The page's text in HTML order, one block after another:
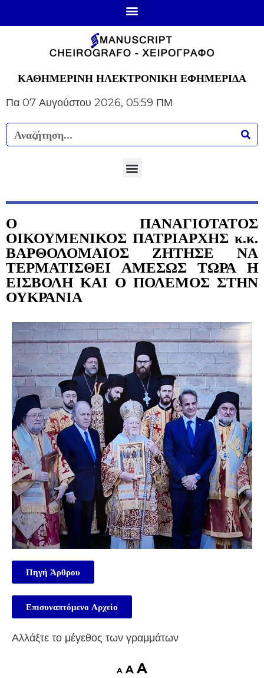
ΚΑΘΗΜΕΡΙΝΗ ΗΛΕΚΤΡΟΝΙΚΗ ΕΦΗΜΕΡΙΔΑ
Πα 07 Αυγούστου 2026, 05:59 ΠΜ
Ο ΠΑΝΑΓΙΟΤΑΤΟΣ
ΟΙΚΟΥΜΕΝΙΚΟΣ ΠΑΤΡΙΑΡΧΗΣ κ.κ.
ΒΑΡΘΟΛΟΜΑΙΟΣ ΖΗΤΗΣΕ ΝΑ
ΤΕΡΜΑΤΙΣΘΕΙ ΑΜΕΣΩΣ ΤΩΡΑ Η
ΕΙΣΒΟΛΗ ΚΑΙ Ο ΠΟΛΕΜΟΣ ΣΤΗΝ
ΟΥΚΡΑΝΙΑ
Πηγή Άρθρου
Επισυναπτόμενο Αρχείο
Αλλάξτε το μέγεθος των γραμμάτων
A A A